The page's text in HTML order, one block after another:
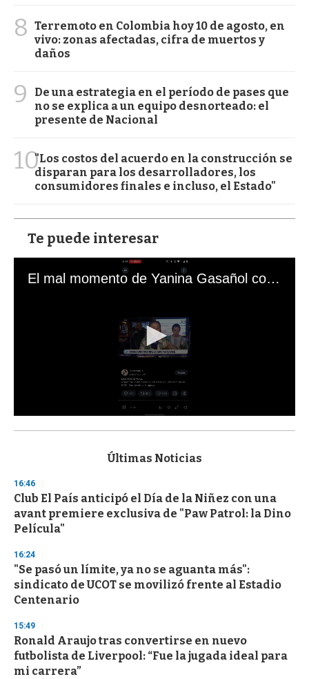
8 Terremoto en Colombia hoy 10 de agosto, en
vivo: zonas afectadas, cifra de muertos y
daños
9
De una estrategia en el período de pases que
no se explica a un equipo desnorteado: el
presente de Nacional
10"Los costos del acuerdo en la construcción se
disparan para los desarrolladores, los
consumidores finales e incluso, el Estado"
Te puede interesar
El mal momento de Yanina Gasañol con un hincha argentino en "Subrayado"
s
d
s
o
f
3
s
e
o
n
s
Últimas Noticias
16:46
Club El País anticipó el Día de la Niñez con una
avant premiere exclusiva de "Paw Patrol: la Dino
Película"
16:24
"Se pasó un límite, ya no se aguanta más":
sindicato de UCOT se movilizó frente al Estadio
Centenario
15:49
Ronald Araujo tras convertirse en nuevo
futbolista de Liverpool: “Fue la jugada ideal para
mi carrera”